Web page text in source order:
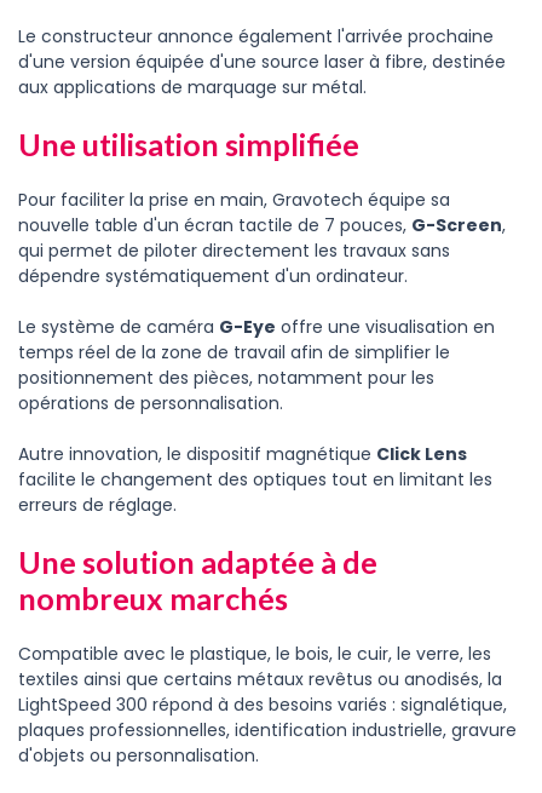
Le constructeur annonce également l'arrivée prochaine
d'une version équipée d'une source laser à fibre, destinée
aux applications de marquage sur métal.
Une utilisation simplifiée
Pour faciliter la prise en main, Gravotech équipe sa
nouvelle table d'un écran tactile de 7 pouces, G-Screen,
qui permet de piloter directement les travaux sans
dépendre systématiquement d'un ordinateur.
Le système de caméra G-Eye offre une visualisation en
temps réel de la zone de travail afin de simplifier le
positionnement des pièces, notamment pour les
opérations de personnalisation.
Autre innovation, le dispositif magnétique Click Lens
facilite le changement des optiques tout en limitant les
erreurs de réglage.
Une solution adaptée à de
nombreux marchés
Compatible avec le plastique, le bois, le cuir, le verre, les
textiles ainsi que certains métaux revêtus ou anodisés, la
LightSpeed 300 répond à des besoins variés : signalétique,
plaques professionnelles, identification industrielle, gravure
d'objets ou personnalisation.